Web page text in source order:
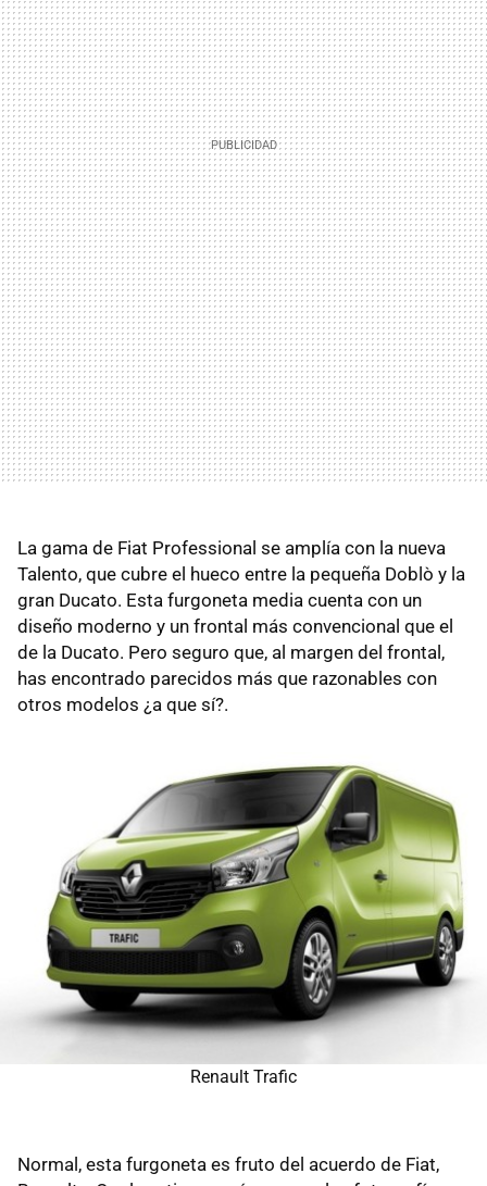
La gama de Fiat Professional se amplía con la nueva
Talento, que cubre el hueco entre la pequeña Doblò y la
gran Ducato. Esta furgoneta media cuenta con un
diseño moderno y un frontal más convencional que el
de la Ducato. Pero seguro que, al margen del frontal,
has encontrado parecidos más que razonables con
otros modelos ¿a que sí?.
Renault Trafic
Normal, esta furgoneta es fruto del acuerdo de Fiat,